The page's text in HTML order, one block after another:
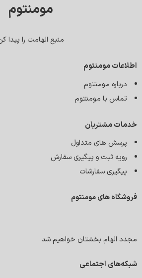
مومنتوم
منبع الهامت را پیدا
اطلاعات مومنتوم
درباره مومنتوم
تماس با مومنتوم
خدمات مشتریان
پرسش های متداول
رویه ثبت و پیگیری سفارش
پیگیری سفارشات
فروشگاه های مومنتوم
مجدد الهام بخشتان خواهیم شد
شبکه‌های اجتماعی